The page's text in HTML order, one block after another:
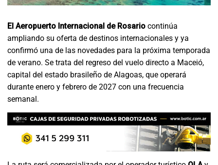
El Aeropuerto Internacional de Rosario continúa
ampliando su oferta de destinos internacionales y ya
confirmó una de las novedades para la próxima temporada
de verano. Se trata del regreso del vuelo directo a Maceió,
capital del estado brasileño de Alagoas, que operará
durante enero y febrero de 2027 con una frecuencia
semanal.